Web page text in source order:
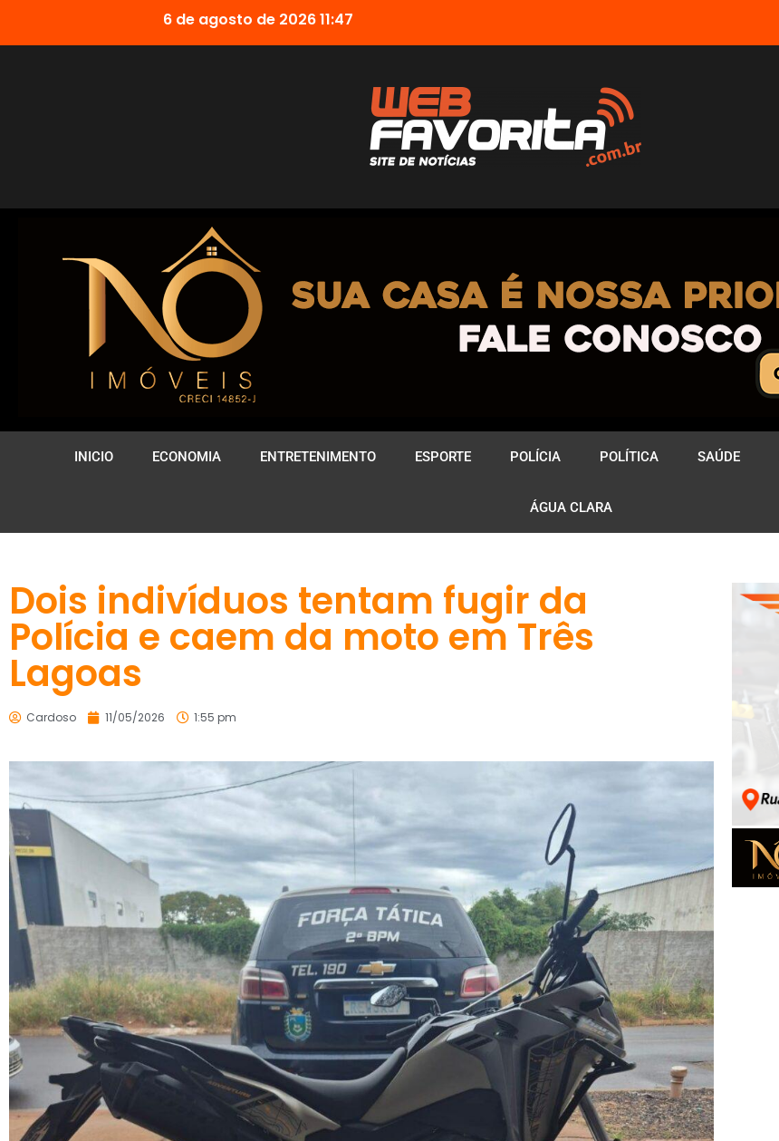
6 de agosto de 2026 11:47
INICIO ECONOMIA ENTRETENIMENTO ESPORTE POLÍCIA POLÍTICA SAÚDE
ÁGUA CLARA
Dois indivíduos tentam fugir da
Polícia e caem da moto em Três
Lagoas
Cardoso 11/05/2026 1:55 pm